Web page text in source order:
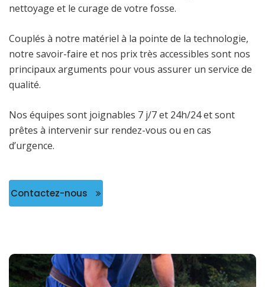
nettoyage et le curage de votre fosse.
Couplés à notre matériel à la pointe de la technologie,
notre savoir-faire et nos prix très accessibles sont nos
principaux arguments pour vous assurer un service de
qualité.
Nos équipes sont joignables 7 j/7 et 24h/24 et sont
prêtes à intervenir sur rendez-vous ou en cas
d’urgence.
Contactez-nous